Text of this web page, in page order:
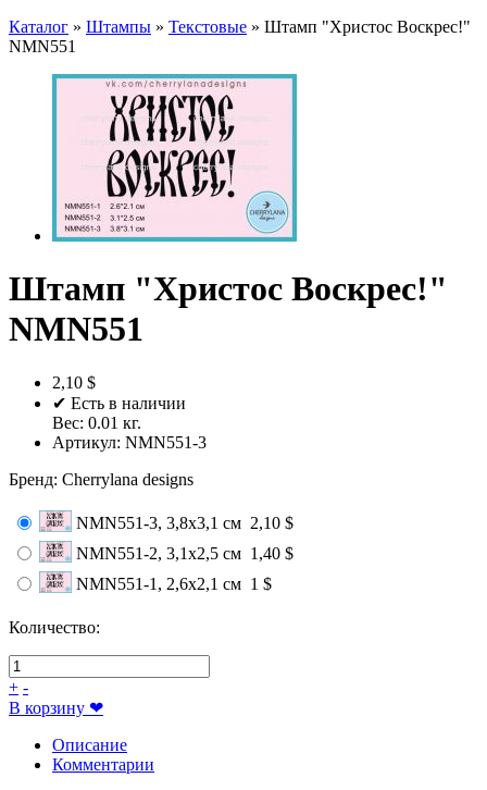
Каталог » Штампы » Текстовые » Штамп "Христос Воскрес!"
NMN551
Штамп "Христос Воскрес!"
NMN551
2,10 $
✔ Есть в наличии
Вес: 0.01 кг.
Артикул: NMN551-3
Бренд: Cherrylana designs
NMN551-3, 3,8х3,1 см 2,10 $
NMN551-2, 3,1х2,5 см 1,40 $
NMN551-1, 2,6х2,1 см 1 $
Количество:
+ -
В корзину ❤
Описание
Комментарии